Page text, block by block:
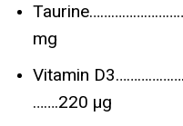
mg
Vitamin
…….220 µg